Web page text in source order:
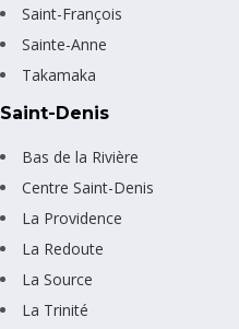
Saint-François
Sainte-Anne
Takamaka
Saint-Denis
Bas de la Rivière
Centre Saint-Denis
La Providence
La Redoute
La Source
La Trinité